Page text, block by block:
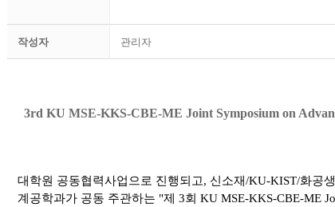
작성자 관리자
3rd KU MSE-KKS-CBE-ME Joint Symposium on
대학원 공동협력사업으로 진행되고, 신소재/KU-KIST/화공
계공학과가 공동 주관하는 "제 3회 KU MSE-KKS-CBE-ME